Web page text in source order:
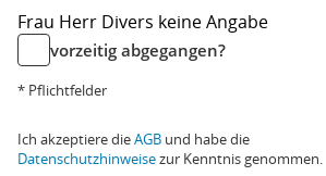
Frau Herr Divers keine Angabe
vorzeitig abgegangen?
* Pflichtfelder
Ich akzeptiere dieAGB und habe die
Datenschutzhinweisezur Kenntnis genommen.